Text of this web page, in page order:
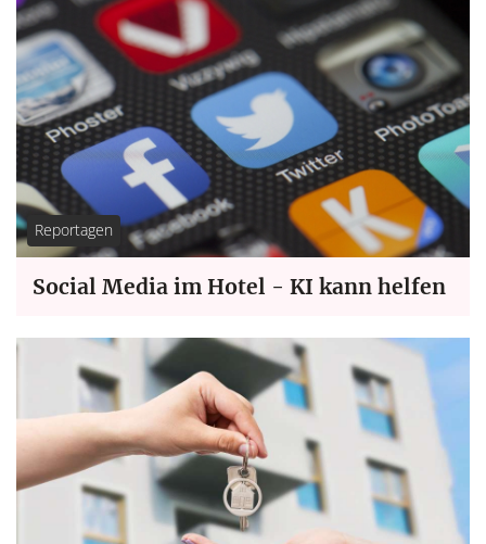
Reportagen
Social Media im Hotel - KI kann helfen